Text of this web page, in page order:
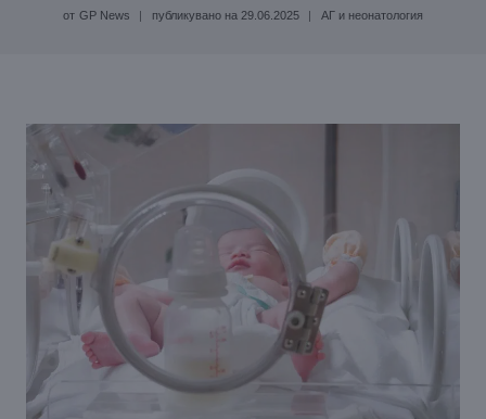
от GP News публикувано на 29.06.2025 АГ и неонатология